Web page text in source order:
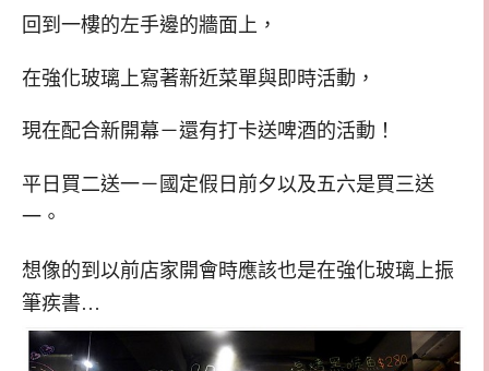
回到一樓的左手邊的牆面上，
在強化玻璃上寫著新近菜單與即時活動，
現在配合新開幕－還有打卡送啤酒的活動！
平日買二送一－國定假日前夕以及五六是買三送
一。
想像的到以前店家開會時應該也是在強化玻璃上振
筆疾書…